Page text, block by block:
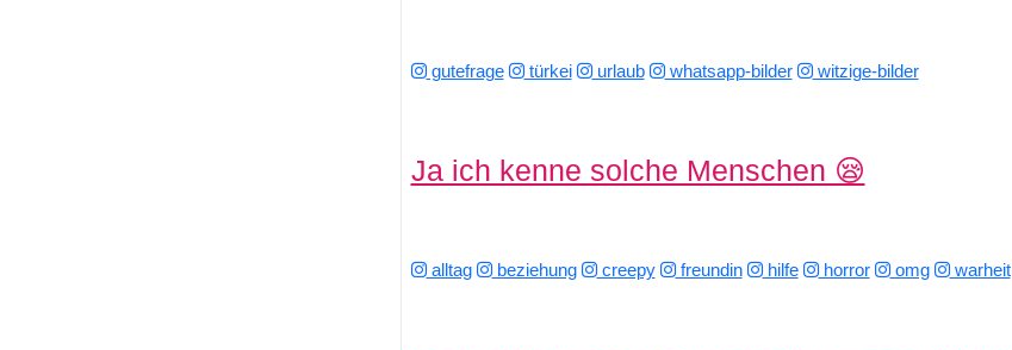
gutefrage türkei urlaub whatsapp-bilder witzige-bilder
Ja ich kenne solche Menschen 😪
alltag beziehung creepy freundin hilfe horror omg warheit